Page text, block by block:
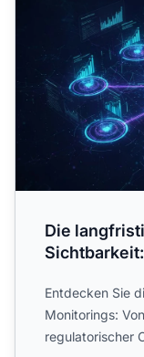
Die
Entdecken Sie
Monitorings:
regulatorischer